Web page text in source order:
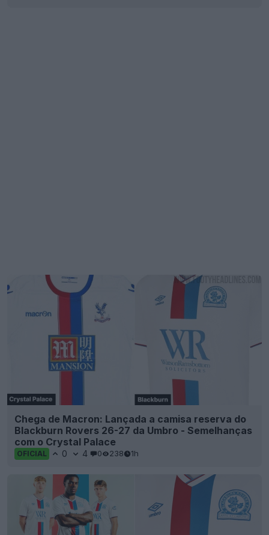
Chega de Macron: Lançada a camisa reserva do
Blackburn Rovers 26-27 da Umbro - Semelhanças
com o Crystal Palace
OFICIAL 0 4 0 238 1h